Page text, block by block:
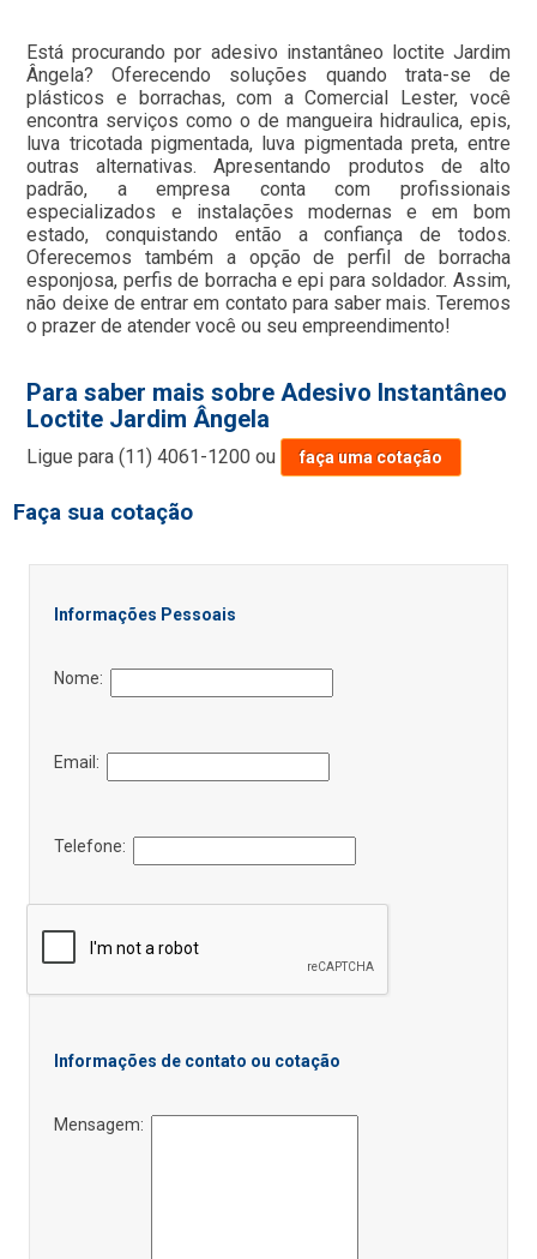
Está procurando por adesivo instantâneo loctite Jardim
Ângela? Oferecendo soluções quando trata-se de
plásticos e borrachas, com a Comercial Lester, você
encontra serviços como o de mangueira hidraulica, epis,
luva tricotada pigmentada, luva pigmentada preta, entre
outras alternativas. Apresentando produtos de alto
padrão, a empresa conta com profissionais
especializados e instalações modernas e em bom
estado, conquistando então a confiança de todos.
Oferecemos também a opção de perfil de borracha
esponjosa, perfis de borracha e epi para soldador. Assim,
não deixe de entrar em contato para saber mais. Teremos
o prazer de atender você ou seu empreendimento!
Para saber mais sobre Adesivo Instantâneo
Loctite Jardim Ângela
Ligue para(11) 4061-1200 ou faça uma cotação
Faça sua cotação
Informações Pessoais
Nome:
Email:
Telefone:
Informações de contato ou cotação
Mensagem: